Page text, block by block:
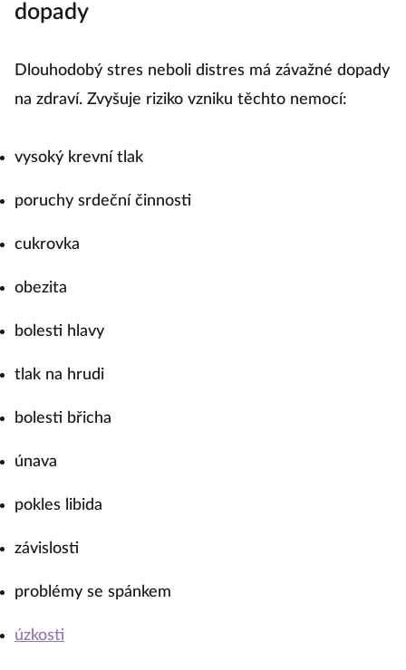
dopady
Dlouhodobý stres neboli distres má závažné dopady
na zdraví. Zvyšuje riziko vzniku těchto nemocí:
vysoký krevní tlak
poruchy srdeční činnosti
cukrovka
obezita
bolesti hlavy
tlak na hrudi
bolesti břicha
únava
pokles libida
závislosti
problémy se spánkem
úzkosti